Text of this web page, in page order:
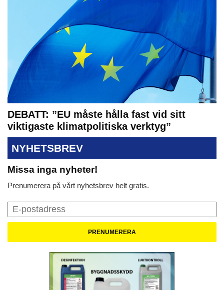
DEBATT: ”EU måste hålla fast vid sitt
viktigaste klimatpolitiska verktyg”
NYHETSBREV
Missa inga nyheter!
Prenumerera på vårt nyhetsbrev helt gratis.